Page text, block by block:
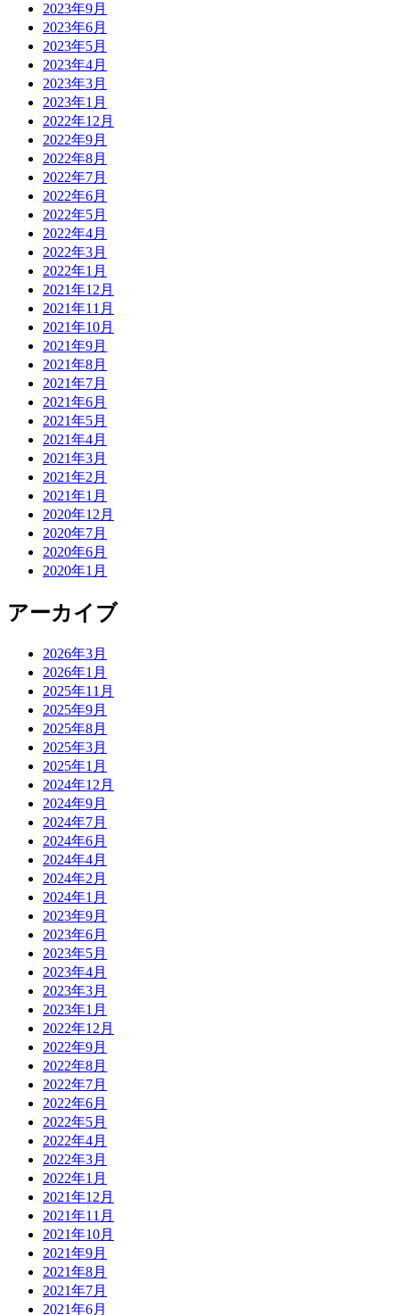
2023年9月
2023年6月
2023年5月
2023年4月
2023年3月
2023年1月
2022年12月
2022年9月
2022年8月
2022年7月
2022年6月
2022年5月
2022年4月
2022年3月
2022年1月
2021年12月
2021年11月
2021年10月
2021年9月
2021年8月
2021年7月
2021年6月
2021年5月
2021年4月
2021年3月
2021年2月
2021年1月
2020年12月
2020年7月
2020年6月
2020年1月
アーカイブ
2026年3月
2026年1月
2025年11月
2025年9月
2025年8月
2025年3月
2025年1月
2024年12月
2024年9月
2024年7月
2024年6月
2024年4月
2024年2月
2024年1月
2023年9月
2023年6月
2023年5月
2023年4月
2023年3月
2023年1月
2022年12月
2022年9月
2022年8月
2022年7月
2022年6月
2022年5月
2022年4月
2022年3月
2022年1月
2021年12月
2021年11月
2021年10月
2021年9月
2021年8月
2021年7月
2021年6月